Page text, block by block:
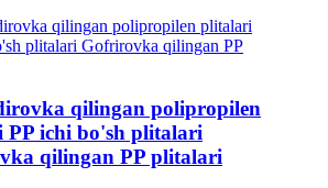
qilingan polipropilen
ichi bo'sh plitalari
qilingan PP plitalari